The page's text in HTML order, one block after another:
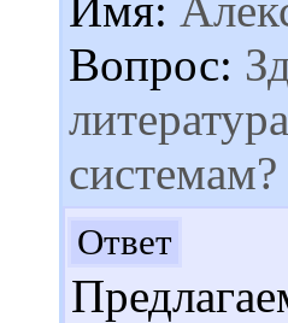
Вопрос:
Ответ